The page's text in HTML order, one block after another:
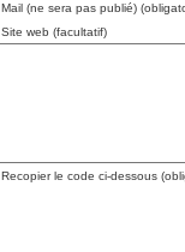
Mail (ne sera pas publié)
Site web (facultatif)
Recopier le code ci-dessous